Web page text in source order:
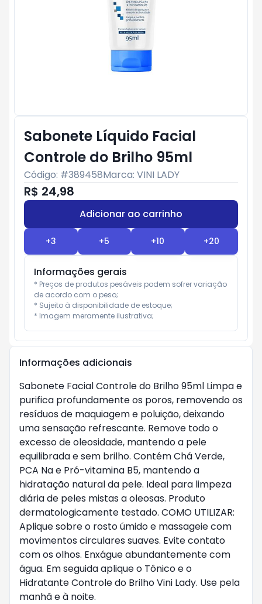
Sabonete Líquido Facial
Controle do Brilho 95ml
Código: #389458Marca: VINI LADY
R$ 24,98
Adicionar ao carrinho
+3 +5 +10 +20
Informações gerais
* Preços de produtos pesáveis podem sofrer variação
de acordo com o peso;
* Sujeito à disponibilidade de estoque;
* Imagem meramente ilustrativa;
Informações adicionais
Sabonete Facial Controle do Brilho 95ml Limpa e
purifica profundamente os poros, removendo os
resíduos de maquiagem e poluição, deixando
uma sensação refrescante. Remove todo o
excesso de oleosidade, mantendo a pele
equilibrada e sem brilho. Contém Chá Verde,
PCA Na e Pró-vitamina B5, mantendo a
hidratação natural da pele. Ideal para limpeza
diária de peles mistas a oleosas. Produto
dermatologicamente testado. COMO UTILIZAR:
Aplique sobre o rosto úmido e massageie com
movimentos circulares suaves. Evite contato
com os olhos. Enxágue abundantemente com
água. Em seguida aplique o Tônico e o
Hidratante Controle do Brilho Vini Lady. Use pela
manhã e à noite.